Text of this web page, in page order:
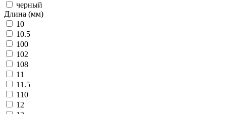
черный
Длина (мм)
10
10.5
100
102
108
11
11.5
110
12